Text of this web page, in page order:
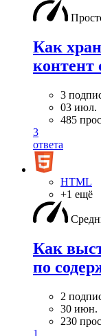
Как
контент
3
03 июл.
485
3
ответа
HTML
+1 ещё
Как
по
2
30 июн.
230
1